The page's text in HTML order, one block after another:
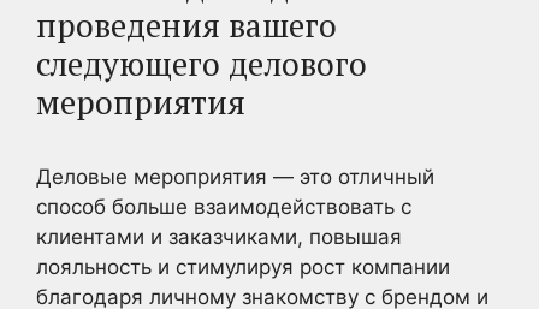
проведения вашего
следующего делового
мероприятия
Деловые мероприятия — это отличный
способ больше взаимодействовать с
клиентами и заказчиками, повышая
лояльность и стимулируя рост компании
благодаря личному знакомству с брендом и